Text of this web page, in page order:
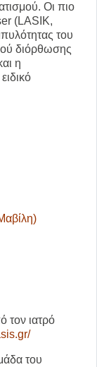
Οι πιο
(LASIK,
του
διόρθωσης
η
τον ιατρό
του